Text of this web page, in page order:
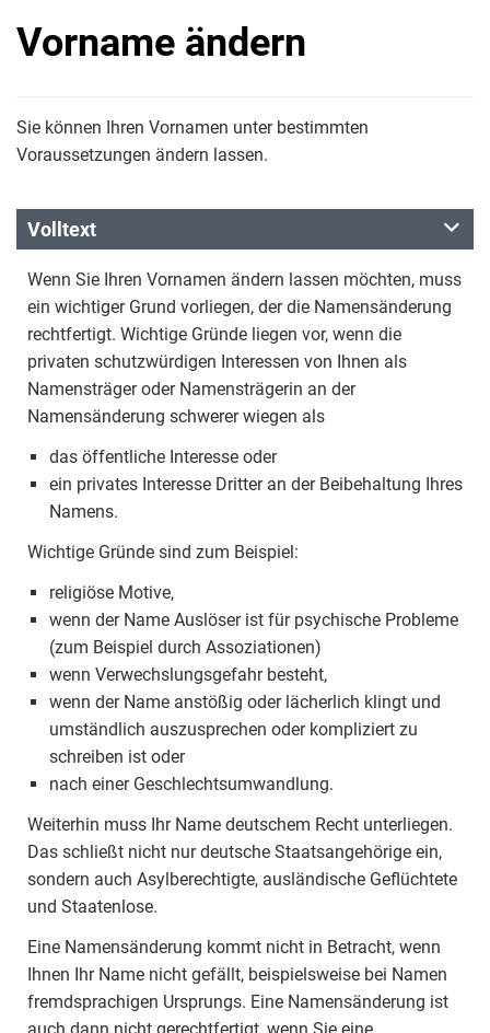
Vorname ändern
Sie können Ihren Vornamen unter bestimmten
Voraussetzungen ändern lassen.
Volltext
Wenn Sie Ihren Vornamen ändern lassen möchten, muss
ein wichtiger Grund vorliegen, der die Namensänderung
rechtfertigt. Wichtige Gründe liegen vor, wenn die
privaten schutzwürdigen Interessen von Ihnen als
Namensträger oder Namensträgerin an der
Namensänderung schwerer wiegen als
das öffentliche Interesse oder
ein privates Interesse Dritter an der Beibehaltung Ihres
Namens.
Wichtige Gründe sind zum Beispiel:
religiöse Motive,
wenn der Name Auslöser ist für psychische Probleme
(zum Beispiel durch Assoziationen)
wenn Verwechslungsgefahr besteht,
wenn der Name anstößig oder lächerlich klingt und
umständlich auszusprechen oder kompliziert zu
schreiben ist oder
nach einer Geschlechtsumwandlung.
Weiterhin muss Ihr Name deutschem Recht unterliegen.
Das schließt nicht nur deutsche Staatsangehörige ein,
sondern auch Asylberechtigte, ausländische Geflüchtete
und Staatenlose.
Eine Namensänderung kommt nicht in Betracht, wenn
Ihnen Ihr Name nicht gefällt, beispielsweise bei Namen
fremdsprachigen Ursprungs. Eine Namensänderung ist